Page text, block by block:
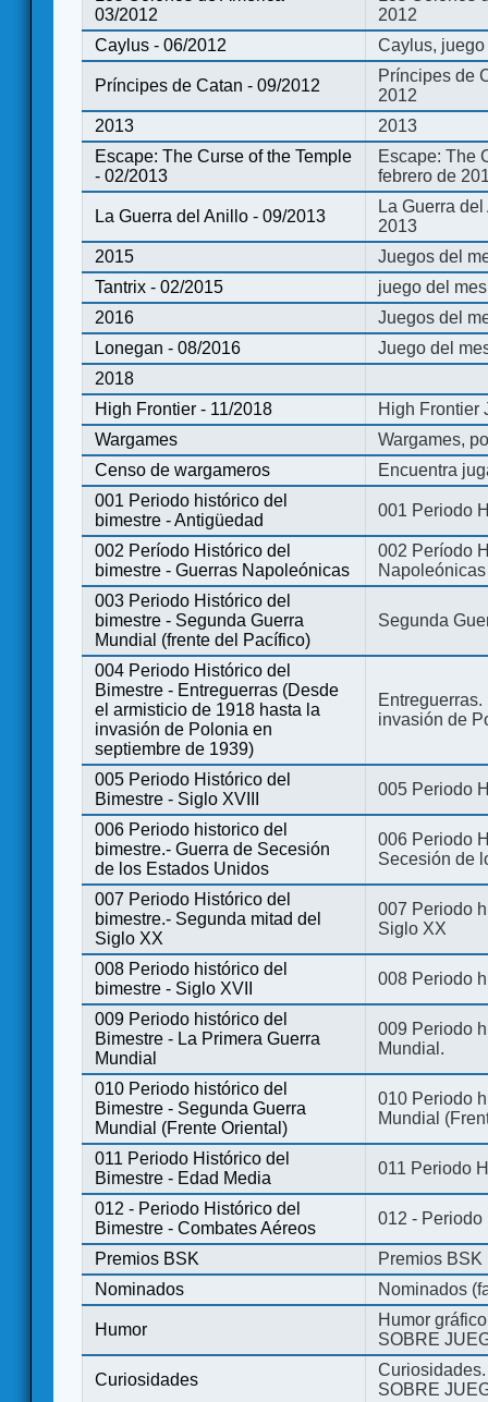
03/2012
2012
Caylus - 06/2012
Caylus,
Príncipes de Catan - 09/2012
Príncipes de
2012
2013
2013
Escape: The Curse of the Temple
- 02/2013
Escape: The
febrero de
La Guerra del Anillo - 09/2013
La Guerra
2013
2015
Juegos del
Tantrix - 02/2015
juego del
2016
Juegos del
Lonegan - 08/2016
Juego del
2018
High Frontier - 11/2018
High Frontier
Wargames
Wargames,
Censo de wargameros
Encuentra
001 Periodo histórico del
bimestre - Antigüedad
001 Periodo
002 Período Histórico del
bimestre - Guerras Napoleónicas
002 Período
Napoleónicas
003 Periodo Histórico del
bimestre - Segunda Guerra
Mundial (frente del Pacífico)
Segunda
004 Periodo Histórico del
Bimestre - Entreguerras (Desde
el armisticio de 1918 hasta la
invasión de Polonia en
septiembre de 1939)
invasión de
005 Periodo Histórico del
Bimestre - Siglo XVIII
005 Periodo
006 Periodo historico del
bimestre.- Guerra de Secesión
de los Estados Unidos
006 Periodo
Secesión de
007 Periodo Histórico del
bimestre.- Segunda mitad del
Siglo XX
007 Periodo
Siglo XX
008 Periodo histórico del
bimestre - Siglo XVII
008 Periodo
009 Periodo histórico del
Bimestre - La Primera Guerra
Mundial
009 Periodo
Mundial.
010 Periodo histórico del
Bimestre - Segunda Guerra
Mundial (Frente Oriental)
010 Periodo
Mundial
011 Periodo Histórico del
Bimestre - Edad Media
011 Periodo
012 - Periodo Histórico del
Bimestre - Combates Aéreos
012 - Periodo
Premios BSK
Premios BSK
Nominados
Nominados
Humor
Humor
SOBRE
Curiosidades
SOBRE